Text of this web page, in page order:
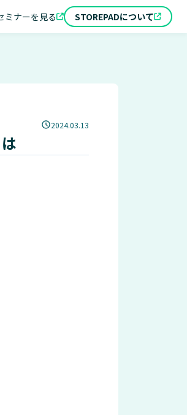
2024.03.13
ミナーを見る STOREPADについて